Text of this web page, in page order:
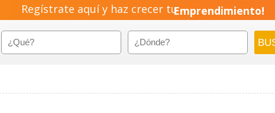
Regístrate aquí y haz crecer tuEmprendimiento!